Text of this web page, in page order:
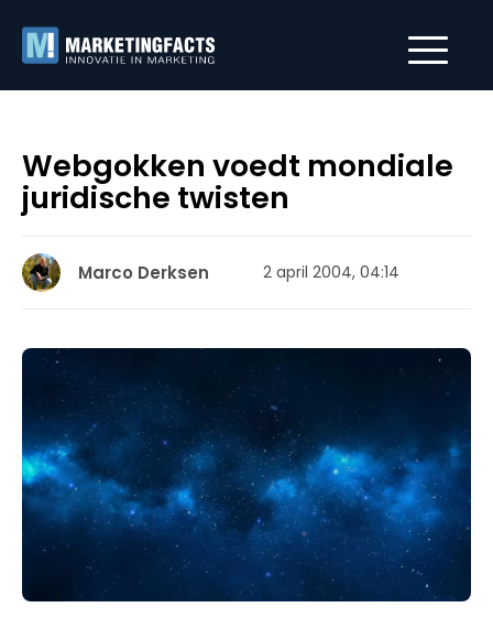
Webgokken voedt mondiale
juridische twisten
Marco Derksen 2 april 2004, 04:14